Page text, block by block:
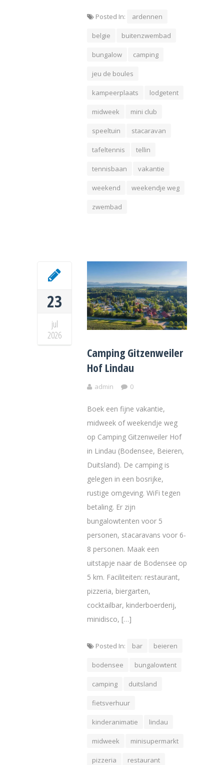
Posted In: ardennen
belgie buitenzwembad
bungalow camping
jeu de boules
kampeerplaats lodgetent
midweek mini club
speeltuin stacaravan
tafeltennis tellin
tennisbaan vakantie
weekend weekendje weg
zwembad
23
jul
2026
Camping Gitzenweiler
Hof Lindau
admin 0
Boek een fijne vakantie,
midweek of weekendje weg
op Camping Gitzenweiler Hof
in Lindau (Bodensee, Beieren,
Duitsland). De camping is
gelegen in een bosrijke,
rustige omgeving. WiFi tegen
betaling. Er zijn
bungalowtenten voor 5
personen, stacaravans voor 6-
8 personen. Maak een
uitstapje naar de Bodensee op
5 km. Faciliteiten: restaurant,
pizzeria, biergarten,
cocktailbar, kinderboerderij,
minidisco, […]
Posted In: bar beieren
bodensee bungalowtent
camping duitsland
fietsverhuur
kinderanimatie lindau
midweek minisupermarkt
pizzeria restaurant